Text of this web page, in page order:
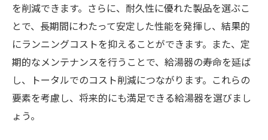
を削減できます。さらに、耐久性に優れた製品を選ぶこ
とで、長期間にわたって安定した性能を発揮し、結果的
にランニングコストを抑えることができます。また、定
期的なメンテナンスを行うことで、給湯器の寿命を延ば
し、トータルでのコスト削減につながります。これらの
要素を考慮し、将来的にも満足できる給湯器を選びまし
ょう。